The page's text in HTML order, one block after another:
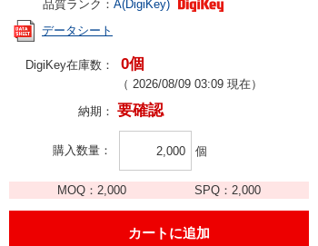
品質ランク： A(DigiKey)
データシート
DigiKey在庫数： 0個
（ 2026/08/09 03:09 現在）
納期： 要確認
購入数量 個
MOQ： 2,000 SPQ：2,000